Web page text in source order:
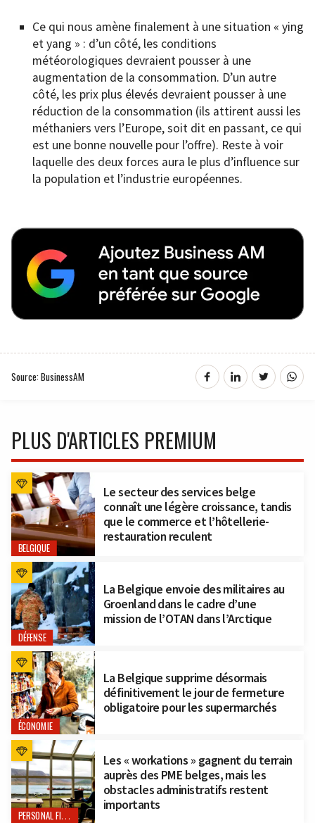
Ce qui nous amène finalement à une situation « ying
et yang » : d’un côté, les conditions
météorologiques devraient pousser à une
augmentation de la consommation. D’un autre
côté, les prix plus élevés devraient pousser à une
réduction de la consommation (ils attirent aussi les
méthaniers vers l’Europe, soit dit en passant, ce qui
est une bonne nouvelle pour l’offre). Reste à voir
laquelle des deux forces aura le plus d’influence sur
la population et l’industrie européennes.
Source: BusinessAM
PLUS D'ARTICLES PREMIUM
BELGIQUE
Le secteur des services belge
connaît une légère croissance, tandis
que le commerce et l’hôtellerie-
restauration reculent
DÉFENSE
La Belgique envoie des militaires au
Groenland dans le cadre d’une
mission de l’OTAN dans l’Arctique
ÉCONOMIE
La Belgique supprime désormais
définitivement le jour de fermeture
obligatoire pour les supermarchés
PERSONAL FINANCE
Les « workations » gagnent du terrain
auprès des PME belges, mais les
obstacles administratifs restent
importants